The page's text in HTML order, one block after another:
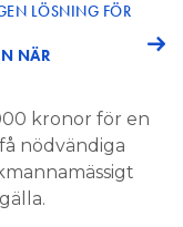
LÖSNING FÖR
NÄR
kronor för en
nödvändiga